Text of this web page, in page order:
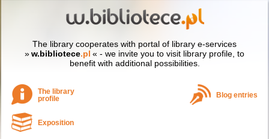
The library cooperates with portal of library e-services
»w.bibliotece.pl « - we invite you to visit library profile, to
benefit with additional possibilities.
The library
profile
Blog entries
Exposition